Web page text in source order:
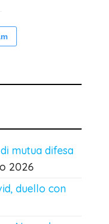
mutua difesa
2026
duello con